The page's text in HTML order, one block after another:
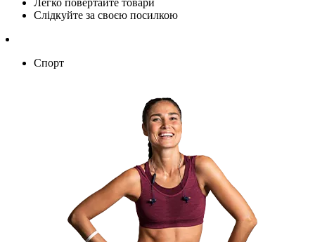
Легко повертайте товари
Слідкуйте за своєю посилкою
Спорт